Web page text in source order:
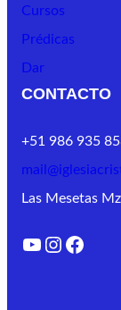
Cursos
Prédicas
Dar
CONTACTO
+51 986 935
Las Mesetas
YouTube Instagram Facebook